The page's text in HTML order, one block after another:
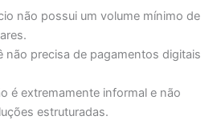
não possui um volume mínimo de
não precisa de pagamentos digitais
é extremamente informal e não
estruturadas.